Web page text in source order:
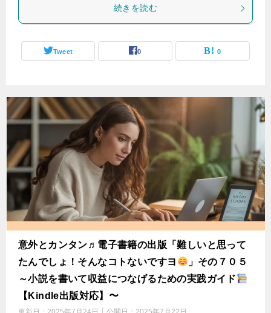
続きを読む
Tweet 0 0
意外とカンタン♬電子書籍の出版「難しいと思って
たんでしょ！そんなコトないですヨ
」その７０５
～小説を書いて収益につなげるための実践ガイド
【Kindle出版対応】〜